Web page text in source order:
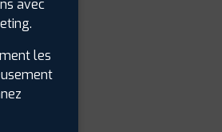
avec
les